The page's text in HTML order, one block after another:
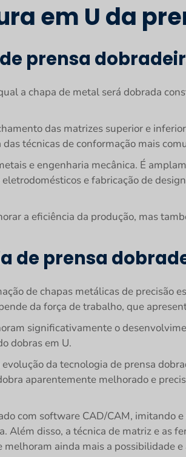
em U da
prensa
a chapa de metal será dobrada
das matrizes superior e
técnicas de conformação mais
e engenharia mecânica. É
e fabricação de
a eficiência da produção, mas
de prensa
de chapas metálicas de precisão
da força de trabalho, que
significativamente o
dobras em U.
da tecnologia de prensa
aparentemente melhorado e
com software CAD/CAM, imitando
Além disso, a técnica de matriz e as
ainda mais a possibilidade